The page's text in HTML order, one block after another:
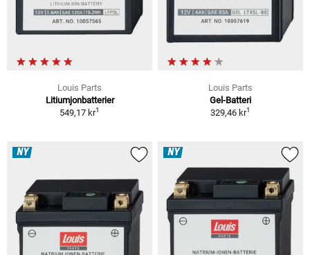
Louis Parts
Litiumjonbatterier
549,17 kr1
Louis Parts
Gel-Batteri
329,46 kr1
NY NY